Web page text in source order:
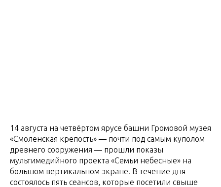
14 августа на четвёртом ярусе башни Громовой музея
«Смоленская крепость» — почти под самым куполом
древнего сооружения — прошли показы
мультимедийного проекта «Семьи небесные» на
большом вертикальном экране. В течение дня
состоялось пять сеансов, которые посетили свыше